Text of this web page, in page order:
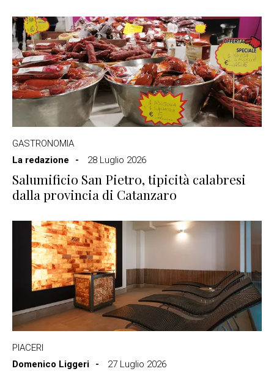
GASTRONOMIA
La redazione
28 Luglio 2026
Salumificio San Pietro, tipicità calabresi
dalla provincia di Catanzaro
PIACERI
Domenico Liggeri
27 Luglio 2026